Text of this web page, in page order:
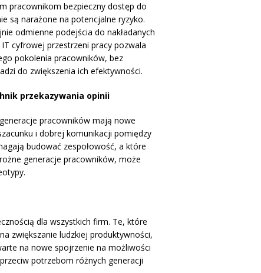
pracownikom bezpieczny dostęp do
są narażone na potencjalne ryzyko.
odmienne podejścia do nakładanych
cyfrowej przestrzeni pracy pozwala
pokolenia pracowników, bez
do zwiększenia ich efektywności.
przekazywania opinii
pracowników mają nowe
i dobrej komunikacji pomiędzy
budować zespołowość, a które
generacje pracowników, może
dla wszystkich firm. Te, które
zwiększanie ludzkiej produktywności,
na nowe spojrzenie na możliwości
potrzebom różnych generacji